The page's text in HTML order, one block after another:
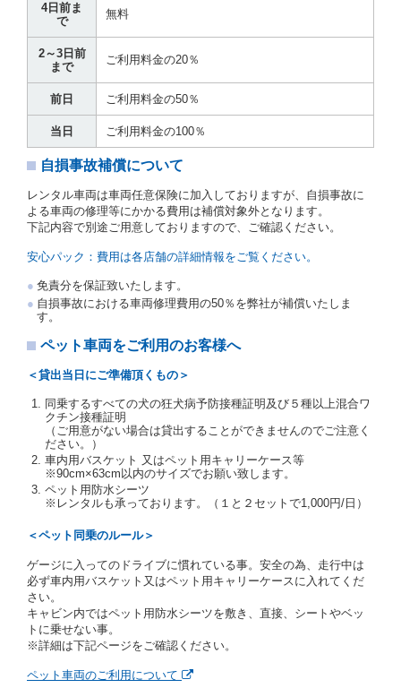
貸渡契約を締結した場合、借受人は当社に第１0条第
１項に定める貸渡料金を支払うものとします。
運転者の義務と定められた事項を遵守するものとしま
す。
当社は、監督官庁の基本通達（注１）に基づき、貸渡
運転者の氏名、住所、運転免許の種類及び運転免許証
写しを添付するため、貸渡契約の締結にあたり、借受
人に対し、借受人の指定する運転者（以下「運転者」
といいます。）の運転免許証の提示を求めるほか、そ
の写しの提出を求めることがあります。この場合、借
受人は、自己が運転者であるときは自己の運転免許証
の運転免許証を提示するものとします。
交通局長通達「レンタカーに関する基本通達」（自
旅第138号 平成7年6月13日）の２．(10)及び(11)の
注２）運転免許証とは、道路交通法第９２条に規定
される運転免許証のうち、道路交通法施行規則第１
９条別記様式第１４の書式の運転免許証をいいま
す。
当社は、貸渡契約の締結にあたり、借受人及び運転者
に対し、運転免許証のほかに本人確認ができる書類の
提示を求め、及び提出された書類の写しをとることが
あります。
当社は、貸渡契約の締結にあたり、借受期間中に借受
人及び運転者と連絡するための携帯電話番号等の告知
を求めます。
レジットカード若しくは現金による支払いを求め、又
借受人は契約後の借受期間の延長はできないものとし
ます。
当社は、借受人又は運転者が前3項に従わない場合
は、貸渡契約の締結を拒絶するとともに、予約を取消
すことができるものとします。なお、この場合の予約
のとします。
4日前ま
で
無料
2～3日前
まで
ご利用料金の20％
前日 ご利用料金の50％
当日 ご利用料金の100％
自損事故補償について
レンタル車両は車両任意保険に加入しておりますが、自損事故に
よる車両の修理等にかかる費用は補償対象外となります。
下記内容で別途ご用意しておりますので、ご確認ください。
安心パック：費用は各店舗の詳細情報をご覧ください。
免責分を保証致いたします。
自損事故における車両修理費用の50％を弊社が補償いたしま
す。
ペット車両をご利用のお客様へ
＜貸出当日にご準備頂くもの＞
同乗するすべての犬の狂犬病予防接種証明及び５種以上混合ワ
クチン接種証明
（ご用意がない場合は貸出することができませんのでご注意く
ださい。）
車内用バスケット 又はペット用キャリーケース等
※90cm×63cm以内のサイズでお願い致します。
ペット用防水シーツ
※レンタルも承っております。（１と２セットで1,000円/日）
＜ペット同乗のルール＞
ゲージに入ってのドライブに慣れている事。安全の為、走行中は
必ず車内用バスケット又はペット用キャリーケースに入れてくだ
さい。
キャビン内ではペット用防水シーツを敷き、直接、シートやベッ
トに乗せない事。
※詳細は下記ページをご確認ください。
ペット車両のご利用について